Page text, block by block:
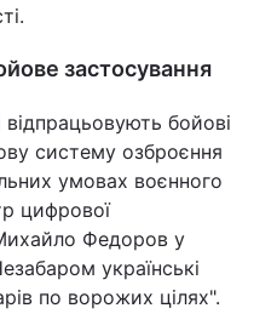
застосування
відпрацьовують бойові
систему озброєння
умовах воєнного
цифрової
Федоров у
українські
по ворожих цілях".